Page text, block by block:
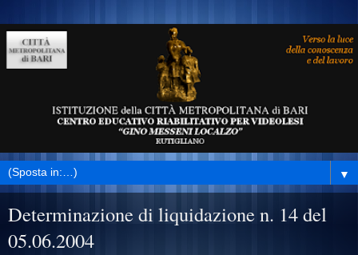
▼
Determinazione di liquidazione n. 14 del
05.06.2004